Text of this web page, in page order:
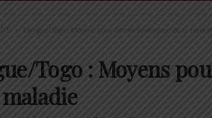
Dengue/Togo : Moyens pour freiner l’évolution de la maladie
Togo : Moyens